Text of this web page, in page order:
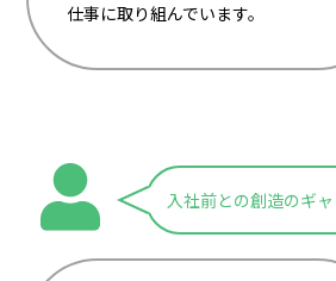
仕事に取り組んでいます。
入社前との創造のギャ